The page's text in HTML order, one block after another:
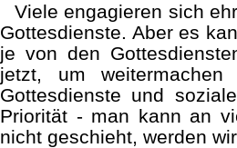
Viele engagieren sich
Gottesdienste. Aber es
je von den
jetzt, um
Gottesdienste und
Priorität - man kann an
nicht ge­schieht, werden